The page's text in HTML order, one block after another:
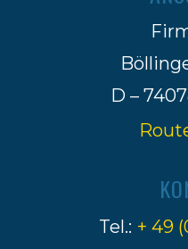
D –
Tel.: + 49